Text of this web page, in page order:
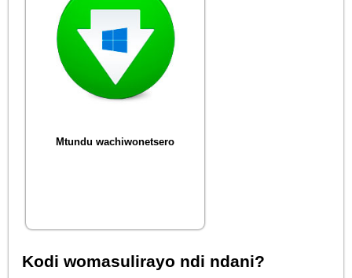
Mtundu wachiwonetsero
Kodi womasulirayo ndi ndani?